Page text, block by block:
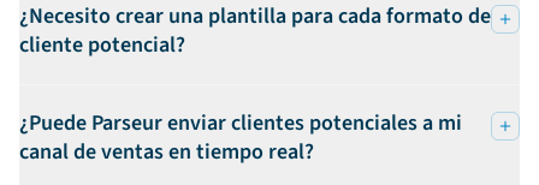
¿Necesito crear una plantilla para cada formato de
cliente potencial?
¿Puede Parseur enviar clientes potenciales a mi
canal de ventas en tiempo real?